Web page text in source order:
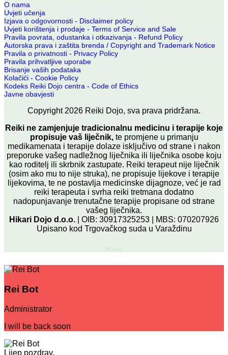
O nama
Uvjeti učenja
Izjava o odgovornosti - Disclaimer policy
Uvjeti korištenja i prodaje - Terms of Service and Sale
Pravila povrata, odustanka i otkazivanja - Refund Policy
Autorska prava i zaštita brenda / Copyright and Trademark Notice
Pravila o privatnosti - Privacy Policy
Pravila prihvatljive uporabe
Brisanje vaših podataka
Kolačići - Cookie Policy
Kodeks Reiki Dojo centra - Code of Ethics
Javne obavjesti
Copyright 2026 Reiki Dojo, sva prava pridržana.
Reiki ne zamjenjuje tradicionalnu medicinu i terapije koje
propisuje vaš liječnik,te promjene u primanju
medikamenata i terapije dolaze isključivo od strane i nakon
preporuke vašeg nadležnog liječnika ili liječnika osobe koju
kao roditelj ili skrbnik zastupate. Reiki terapeut nije liječnik
(osim ako mu to nije struka), ne propisuje lijekove i terapije
lijekovima, te ne postavlja medicinske dijagnoze, već je rad
reiki terapeuta i svrha reiki tretmana dodatno
nadopunjavanje trenutačne terapije propisane od strane
vašeg liječnika.
Hikari Dojo d.o.o. | OIB: 30917325253 | MBS: 070207926
Upisano kod Trgovačkog suda u Varaždinu
Prijava
Rei Bot
Administrator
I will be back soon
Lijep pozdrav.